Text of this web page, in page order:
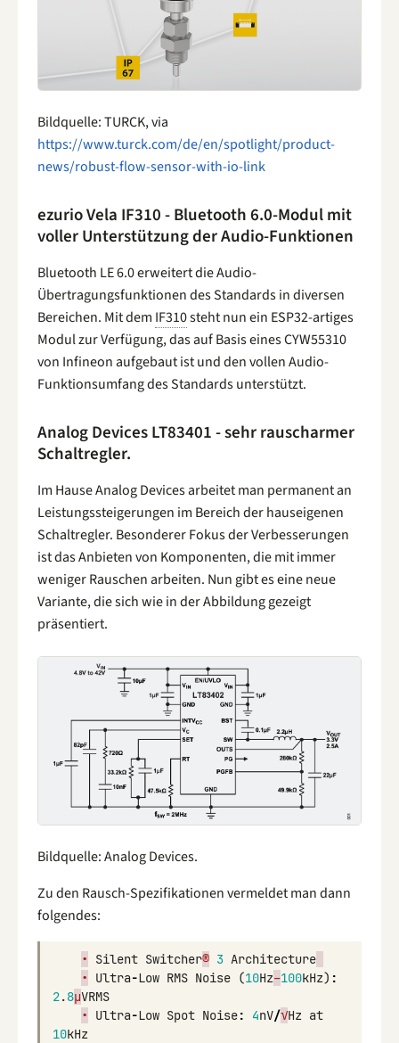
Bildquelle: TURCK, via
https://www.turck.com/de/en/spotlight/product-
news/robust-flow-sensor-with-io-link
ezurio Vela IF310 - Bluetooth 6.0-Modul mit
voller Unterstützung der Audio-Funktionen
Bluetooth LE 6.0 erweitert die Audio-
Übertragungsfunktionen des Standards in diversen
Bereichen. Mit dem IF310steht nun ein ESP32-artiges
Modul zur Verfügung, das auf Basis eines CYW55310
von Infineon aufgebaut ist und den vollen Audio-
Funktionsumfang des Standards unterstützt.
Analog Devices LT83401 - sehr rauscharmer
Schaltregler.
Im Hause Analog Devices arbeitet man permanent an
Leistungssteigerungen im Bereich der hauseigenen
Schaltregler. Besonderer Fokus der Verbesserungen
ist das Anbieten von Komponenten, die mit immer
weniger Rauschen arbeiten. Nun gibt es eine neue
Variante, die sich wie in der Abbildung gezeigt
präsentiert.
Bildquelle: Analog Devices.
Zu den Rausch-Spezifikationen vermeldet man dann
folgendes:
• Silent Switcher® 3 Architecture
•
Ultra-Low RMS Noise (10Hz–100kHz) :
2.8μVRMS
•
Ultra-Low Spot Noise: 4nV/√Hz at
10kHz